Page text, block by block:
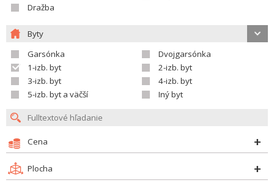
Dražba
Byty
Garsónka
Dvojgarsónka
1-izb. byt
2-izb. byt
3-izb. byt
4-izb. byt
5-izb. byt a väčší
Iný byt
Cena
Plocha